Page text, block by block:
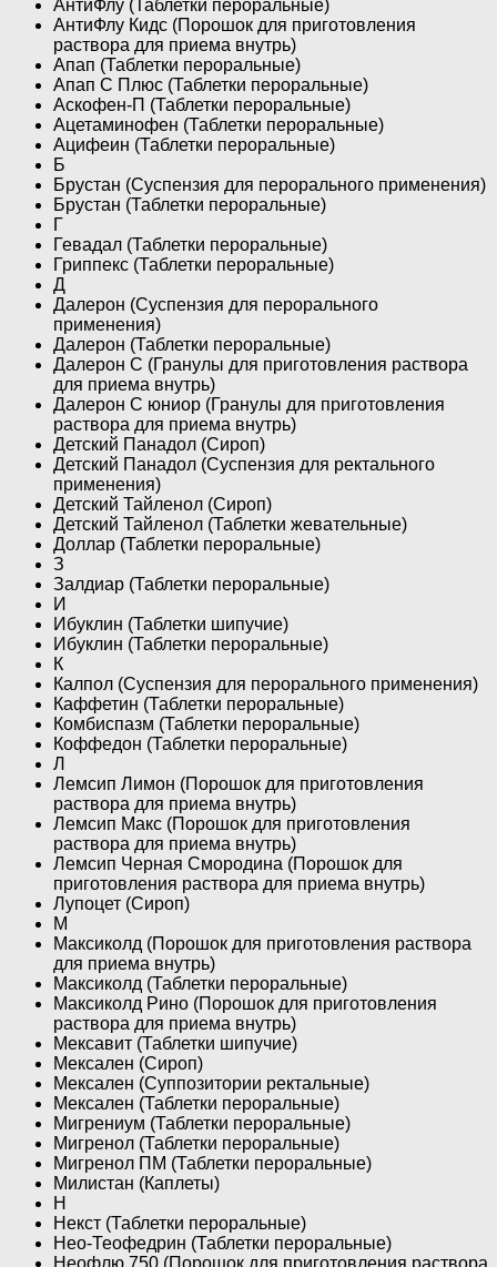
АнтиФлу (Таблетки пероральные)
АнтиФлу Кидс (Порошок для приготовления
раствора для приема внутрь)
Апап (Таблетки пероральные)
Апап С Плюс (Таблетки пероральные)
Аскофен-П (Таблетки пероральные)
Ацетаминофен (Таблетки пероральные)
Ацифеин (Таблетки пероральные)
Б
Брустан (Суспензия для перорального применения)
Брустан (Таблетки пероральные)
Г
Гевадал (Таблетки пероральные)
Гриппекс (Таблетки пероральные)
Д
Далерон (Суспензия для перорального
применения)
Далерон (Таблетки пероральные)
Далерон C (Гранулы для приготовления раствора
для приема внутрь)
Далерон C юниор (Гранулы для приготовления
раствора для приема внутрь)
Детский Панадол (Сироп)
Детский Панадол (Суспензия для ректального
применения)
Детский Тайленол (Сироп)
Детский Тайленол (Таблетки жевательные)
Доллар (Таблетки пероральные)
З
Залдиар (Таблетки пероральные)
И
Ибуклин (Таблетки шипучие)
Ибуклин (Таблетки пероральные)
К
Калпол (Суспензия для перорального применения)
Каффетин (Таблетки пероральные)
Комбиспазм (Таблетки пероральные)
Коффедон (Таблетки пероральные)
Л
Лемсип Лимон (Порошок для приготовления
раствора для приема внутрь)
Лемсип Макс (Порошок для приготовления
раствора для приема внутрь)
Лемсип Черная Смородина (Порошок для
приготовления раствора для приема внутрь)
Лупоцет (Сироп)
М
Максиколд (Порошок для приготовления раствора
для приема внутрь)
Максиколд (Таблетки пероральные)
Максиколд Рино (Порошок для приготовления
раствора для приема внутрь)
Мексавит (Таблетки шипучие)
Мексален (Сироп)
Мексален (Суппозитории ректальные)
Мексален (Таблетки пероральные)
Мигрениум (Таблетки пероральные)
Мигренол (Таблетки пероральные)
Мигренол ПМ (Таблетки пероральные)
Милистан (Каплеты)
Н
Некст (Таблетки пероральные)
Нео-Теофедрин (Таблетки пероральные)
Неофлю 750 (Порошок для приготовления раствора